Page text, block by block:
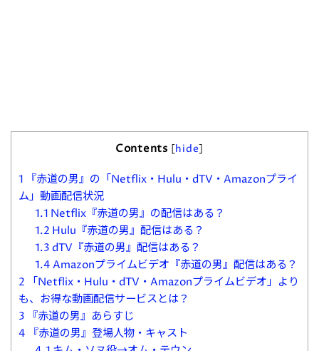
Contents [hide]
1 『赤道の男』の「Netflix・Hulu・dTV・Amazonプライ
ム」動画配信状況
1.1 Netflix『赤道の男』の配信はある？
1.2 Hulu『赤道の男』配信はある？
1.3dTV『赤道の男』配信はある？
1.4Amazonプライムビデオ『赤道の男』配信はある？
2 「Netflix・Hulu・dTV・Amazonプライムビデオ」より
も、お得な動画配信サービスとは？
3 『赤道の男』あらすじ
4 『赤道の男』登場人物・キャスト